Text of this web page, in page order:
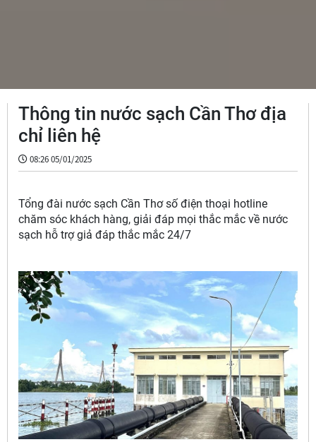
Thông tin nước sạch Cần Thơ địa
chỉ liên hệ
08:26 05/01/2025
Tổng đài nước sạch Cần Thơ số điện thoại hotline
chăm sóc khách hàng, giải đáp mọi thắc mắc về nước
sạch hỗ trợ giả đáp thắc mắc 24/7